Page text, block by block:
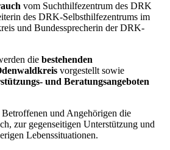
vom Suchthilfezentrum des DRK
des DRK-Selbsthilfezentrums im
und Bundessprecherin der DRK-
die bestehenden
vorgestellt sowie
und Beratungsangeboten
und Angehörigen die
zur gegenseitigen Unterstützung und
Lebenssituationen.